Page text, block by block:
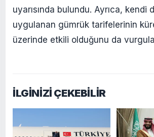
uyarısında bulundu. Ayrıca, kendi
uygulanan gümrük tarifelerinin
üzerinde etkili olduğunu da
İLGİNİZİ ÇEKEBİLİR